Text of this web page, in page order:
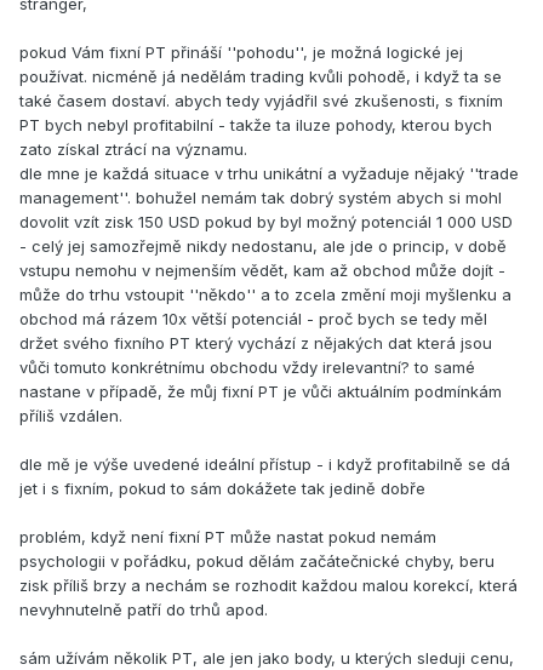
stranger,
pokud Vám fixní PT přináší ''pohodu'', je možná logické jej
používat. nicméně já nedělám trading kvůli pohodě, i když ta se
také časem dostaví. abych tedy vyjádřil své zkušenosti, s fixním
PT bych nebyl profitabilní - takže ta iluze pohody, kterou bych
zato získal ztrácí na významu.
dle mne je každá situace v trhu unikátní a vyžaduje nějaký ''trade
management''. bohužel nemám tak dobrý systém abych si mohl
dovolit vzít zisk 150 USD pokud by byl možný potenciál 1 000 USD
- celý jej samozřejmě nikdy nedostanu, ale jde o princip, v době
vstupu nemohu v nejmenším vědět, kam až obchod může dojít -
může do trhu vstoupit ''někdo'' a to zcela změní moji myšlenku a
obchod má rázem 10x větší potenciál - proč bych se tedy měl
držet svého fixního PT který vychází z nějakých dat která jsou
vůči tomuto konkrétnímu obchodu vždy irelevantní? to samé
nastane v případě, že můj fixní PT je vůči aktuálním podmínkám
příliš vzdálen.
dle mě je výše uvedené ideální přístup - i když profitabilně se dá
jet i s fixním, pokud to sám dokážete tak jedině dobře
problém, když není fixní PT může nastat pokud nemám
psychologii v pořádku, pokud dělám začátečnické chyby, beru
zisk příliš brzy a nechám se rozhodit každou malou korekcí, která
nevyhnutelně patří do trhů apod.
sám užívám několik PT, ale jen jako body, u kterých sleduji cenu,